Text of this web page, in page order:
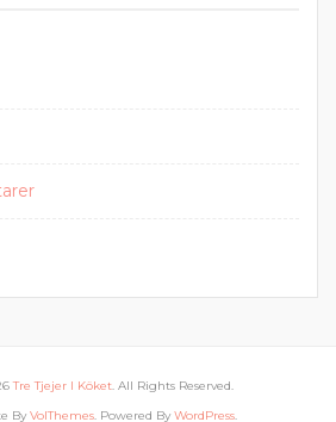
Tre Tjejer I Köket. All Rights Reserved.
By VolThemes. Powered By WordPress.